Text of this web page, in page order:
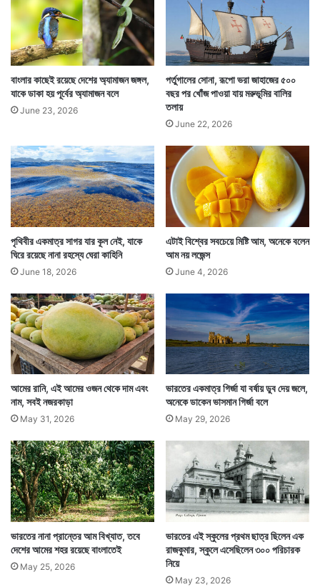
হাই তোলার সময় দেখে যেমন সেই প্রাণির মস্তিষ্ক কত বড় এবং
তাতে নিউরোনের পরিমাণ কত বেশি জানা যায়, তেমনই হাই তুললে
যেমন হাই তুললে দেহের কয়েকটি অংশে রক্ত সঞ্চালন বাড়ে।
মস্তিষ্কে অনেক বেশি পরিমাণ অক্সিজেন পৌঁছয়। ফলে হাই তোলা
মানে কেবল আলস্য নয়, এটি যে কোনও প্রাণির দেহের এক
অন্যতম প্রয়োজন।
ক
বাংলার কাছেই রয়েছে দেশের অ্যামাজন জঙ্গল,
যাকে ডাকা হয় পূর্বের অ্যামাজন বলে
June 23, 2026
পর্তুগালের সোনা, রূপো ভরা জাহাজের ৫০০
বছর পর খোঁজ পাওয়া যায় মরুভূমির বালির
তলায়
June 22, 2026
পৃথিবীর একমাত্র সাগর যার কূল নেই, যাকে
ঘিরে রয়েছে নানা রহস্যে ঘেরা কাহিনি
June 18, 2026
এটাই বিশ্বের সবচেয়ে মিষ্টি আম, অনেকে বলেন
আম নয় লজেন্স
June 4, 2026
আমের রানি, এই আমের ওজন থেকে দাম এবং
নাম, সবই নজরকাড়া
May 31, 2026
ভারতের একমাত্র গির্জা যা বর্ষায় ডুব দেয় জলে,
অনেকে ডাকেন ভাসমান গির্জা বলে
May 29, 2026
ভারতের নানা প্রান্তের আম বিখ্যাত, তবে
দেশের আমের শহর রয়েছে বাংলাতেই
May 25, 2026
ভারতের এই স্কুলের প্রথম ছাত্র ছিলেন এক
রাজকুমার, স্কুলে এসেছিলেন ৩০০ পরিচারক
নিয়ে
May 23, 2026